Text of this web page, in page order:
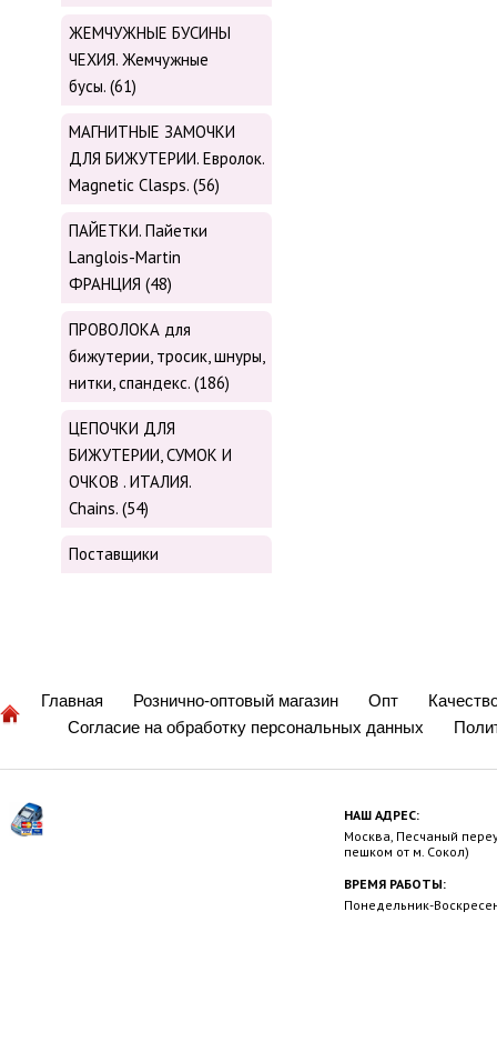
ЖЕМЧУЖНЫЕ БУСИНЫ
ЧЕХИЯ. Жемчужные
бусы. (61)
МАГНИТНЫЕ ЗАМОЧКИ
ДЛЯ БИЖУТЕРИИ. Евролок.
Magnetic Сlasps. (56)
ПАЙЕТКИ. Пайетки
Langlois-Martin
ФРАНЦИЯ (48)
ПРОВОЛОКА для
бижутерии, тросик, шнуры,
нитки, cпандекс. (186)
ЦЕПОЧКИ ДЛЯ
БИЖУТЕРИИ, СУМОК И
ОЧКОВ . ИТАЛИЯ.
Chains. (54)
Поставщики
Главная Рознично-оптовый магазин Опт
Согласие на обработку персональных данных
НАШ АДРЕС:
Москва, Песчаный
пешком от м. Сокол)
ВРЕМЯ РАБОТЫ:
Понедельник-